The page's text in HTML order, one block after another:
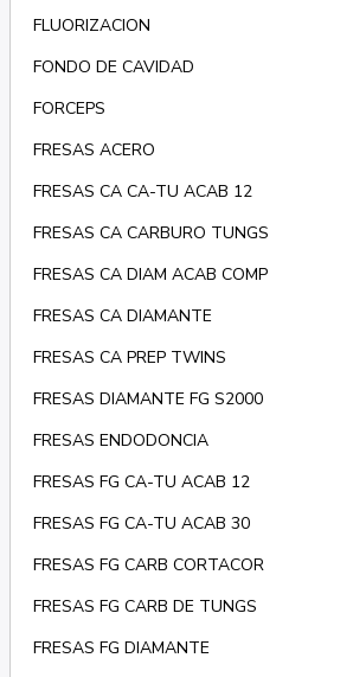
FLUORIZACION
FONDO DE CAVIDAD
FORCEPS
FRESAS ACERO
FRESAS CA CA-TU ACAB 12
FRESAS CA CARBURO TUNGS
FRESAS CA DIAM ACAB COMP
FRESAS CA DIAMANTE
FRESAS CA PREP TWINS
FRESAS DIAMANTE FG S2000
FRESAS ENDODONCIA
FRESAS FG CA-TU ACAB 12
FRESAS FG CA-TU ACAB 30
FRESAS FG CARB CORTACOR
FRESAS FG CARB DE TUNGS
FRESAS FG DIAMANTE